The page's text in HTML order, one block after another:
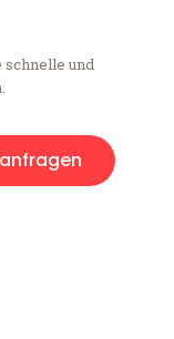
schnelle und
anfragen